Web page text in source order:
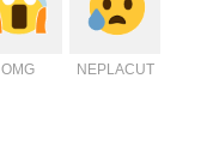
OMG NEPLACUT